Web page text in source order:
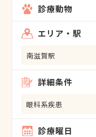
診療動物
エリア・駅
南滋賀駅
詳細条件
眼科系疾患
診療曜日